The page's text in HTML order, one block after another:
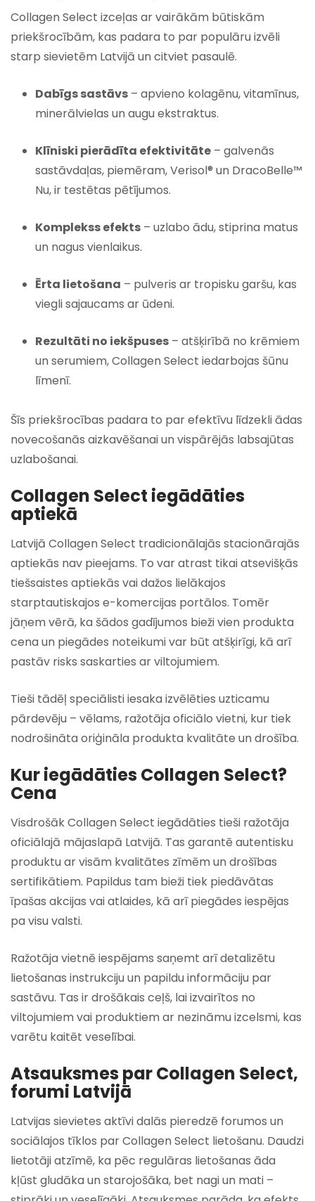
Collagen Select izceļas ar vairākām būtiskām
priekšrocībām, kas padara to par populāru izvēli
starp sievietēm Latvijā un citviet pasaulē.
Dabīgs sastāvs – apvieno kolagēnu, vitamīnus,
minerālvielas un augu ekstraktus.
Klīniski pierādīta efektivitāte – galvenās
sastāvdaļas, piemēram, Verisol® un DracoBelle™
Nu, ir testētas pētījumos.
Komplekss efekts – uzlabo ādu, stiprina matus
un nagus vienlaikus.
Ērta lietošana – pulveris ar tropisku garšu, kas
viegli sajaucams ar ūdeni.
Rezultāti no iekšpuses – atšķirībā no krēmiem
un serumiem, Collagen Select iedarbojas šūnu
līmenī.
Šīs priekšrocības padara to par efektīvu līdzekli ādas
novecošanās aizkavēšanai un vispārējās labsajūtas
uzlabošanai.
Collagen Select iegādāties
aptiekā
Latvijā Collagen Select tradicionālajās stacionārajās
aptiekās nav pieejams. To var atrast tikai atsevišķās
tiešsaistes aptiekās vai dažos lielākajos
starptautiskajos e-komercijas portālos. Tomēr
jāņem vērā, ka šādos gadījumos bieži vien produkta
cena un piegādes noteikumi var būt atšķirīgi, kā arī
pastāv risks saskarties ar viltojumiem.
Tieši tādēļ speciālisti iesaka izvēlēties uzticamu
pārdevēju – vēlams, ražotāja oficiālo vietni, kur tiek
nodrošināta oriģināla produkta kvalitāte un drošība.
Kur iegādāties Collagen Select?
Cena
Visdrošāk Collagen Select iegādāties tieši ražotāja
oficiālajā mājaslapā Latvijā. Tas garantē autentisku
produktu ar visām kvalitātes zīmēm un drošības
sertifikātiem. Papildus tam bieži tiek piedāvātas
īpašas akcijas vai atlaides, kā arī piegādes iespējas
pa visu valsti.
Ražotāja vietnē iespējams saņemt arī detalizētu
lietošanas instrukciju un papildu informāciju par
sastāvu. Tas ir drošākais ceļš, lai izvairītos no
viltojumiem vai produktiem ar nezināmu izcelsmi, kas
varētu kaitēt veselībai.
Atsauksmes par Collagen Select,
forumi Latvijā
Latvijas sievietes aktīvi dalās pieredzē forumos un
sociālajos tīklos par Collagen Select lietošanu. Daudzi
lietotāji atzīmē, ka pēc regulāras lietošanas āda
kļūst gludāka un starojošāka, bet nagi un mati –